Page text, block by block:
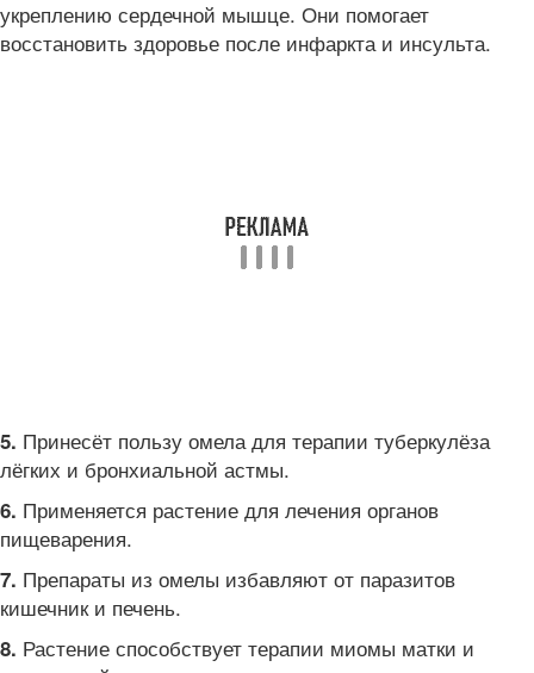
укреплению сердечной мышце. Они помогает
восстановить здоровье после инфаркта и инсульта.
5. Принесёт пользу омела для терапии туберкулёза
лёгких и бронхиальной астмы.
6. Применяется растение для лечения органов
пищеварения.
7. Препараты из омелы избавляют от паразитов
кишечник и печень.
8. Растение способствует терапии миомы матки и